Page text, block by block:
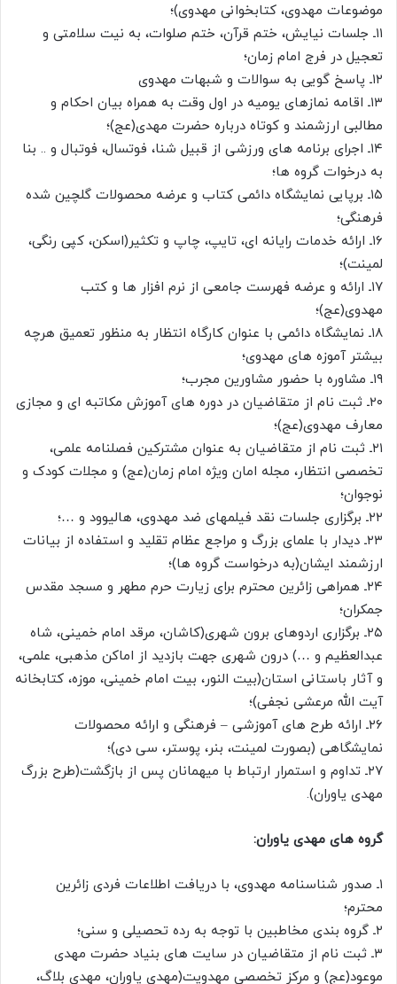
موضوعات مهدوی، کتابخوانی مهدوی)؛
۱۱ـ جلسات نیایش، ختم قرآن، ختم صلوات، به نیت سلامتی و
تعجیل در فرج امام زمان؛
۱۲ـ پاسخ گویی به سوالات و شبهات مهدوی
۱۳ـ اقامه نمازهای یومیه در اول وقت به همراه بیان احکام و
مطالبی ارزشمند و کوتاه درباره حضرت مهدی(عج)؛
۱۴ـ اجرای برنامه های ورزشی از قبیل شنا، فوتسال، فوتبال و .. بنا
به درخوات گروه ها؛
۱۵ـ برپایی نمایشگاه دائمی کتاب و عرضه محصولات گلچین شده
فرهنگی؛
۱۶ـ ارائه خدمات رایانه ای، تایپ، چاپ و تکثیر(اسکن، کپی رنگی،
لمینت)؛
۱۷ـ ارائه و عرضه فهرست جامعی از نرم افزار ها و کتب
مهدوی(عج)؛
۱۸ـ نمایشگاه دائمی با عنوان کارگاه انتظار به منظور تعمیق هرچه
بیشتر آموزه های مهدوی؛
۱۹ـ مشاوره با حضور مشاورین مجرب؛
۲۰ـ ثبت نام از متقاضیان در دوره های آموزش مکاتبه ای و مجازی
معارف مهدوی(عج)؛
۲۱ـ ثبت نام از متقاضیان به عنوان مشترکین فصلنامه علمی،
تخصصی انتظار، مجله امان ویژه امام زمان(عج) و مجلات کودک و
نوجوان؛
۲۲ـ برگزاری جلسات نقد فیلمهای ضد مهدوی، هالیوود و …؛
۲۳ـ دیدار با علمای بزرگ و مراجع عظام تقلید و استفاده از بیانات
ارزشمند ایشان(به درخواست گروه ها)؛
۲۴ـ همراهی زائرین محترم برای زیارت حرم مطهر و مسجد مقدس
جمکران؛
۲۵ـ برگزاری اردوهای برون شهری(کاشان، مرقد امام خمینی، شاه
عبدالعظیم و …) درون شهری جهت بازدید از اماکن مذهبی، علمی،
و آثار باستانی استان(بیت النور، بیت امام خمینی، موزه، کتابخانه
آیت الله مرعشی نجفی)؛
۲۶ـ ارائه طرح های آموزشی – فرهنگی و ارائه محصولات
نمایشگاهی (بصورت لمینت، بنر، پوستر، سی دی)؛
۲۷ـ تداوم و استمرار ارتباط با میهمانان پس از بازگشت(طرح بزرگ
مهدی یاوران).
گروه های مهدی یاوران:
۱ـ صدور شناسنامه مهدوی، با دریافت اطلاعات فردی زائرین
محترم؛
۲ـ گروه بندی مخاطبین با توجه به رده تحصیلی و سنی؛
۳ـ ثبت نام از متقاضیان در سایت های بنیاد حضرت مهدی
موعود(عج) و مرکز تخصصی مهدویت(مهدی یاوران، مهدی بلاگ،